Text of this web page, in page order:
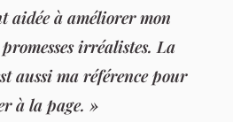
aidée à améliorer mon
irréalistes. La
aussi ma référence pour
à la page. »